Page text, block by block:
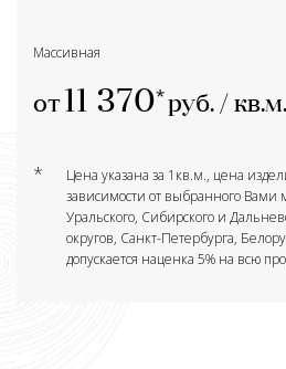
Массивная
от11 370 руб. / кв.м.
*
Цена указана за 1кв.м., цена
зависимости от выбранного Вами
Уральского, Сибирского и
округов, Санкт-Петербурга,
допускается наценка 5% на всю